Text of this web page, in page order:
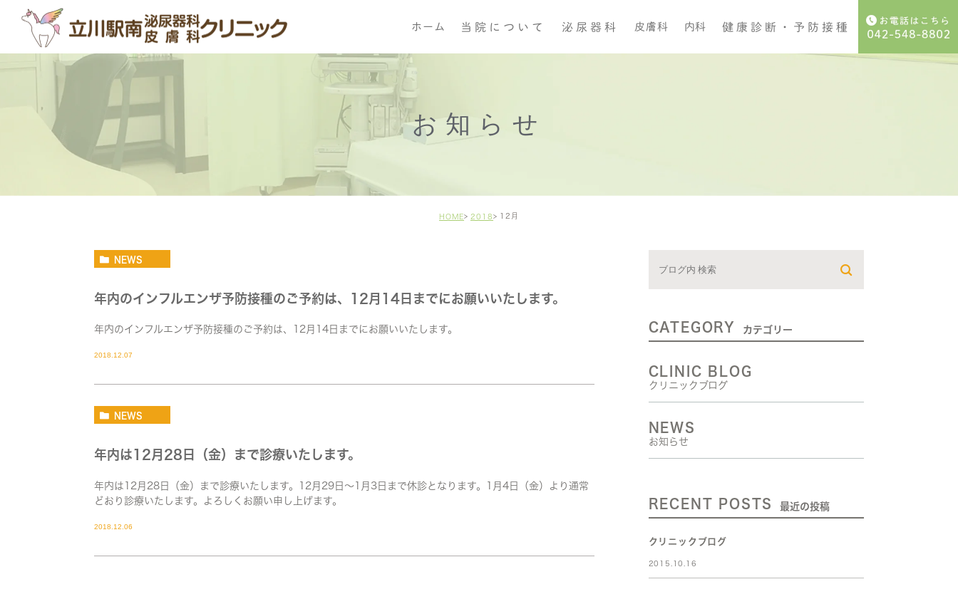
ホーム 当院について
医師紹介
泌尿器科
性感染症
皮膚科 内科 健康診断・ 予防接種
お知らせ
HOME 2018 12月
NEWS
年内のインフルエンザ予防接種のご予約は、12月14日までにお願いいたします。
年内のインフルエンザ予防接種のご予約は、12月14日までにお願いいたします。
2018.12.07
NEWS
年内は12月28日（金）まで診療いたします。
年内は12月28日（金）まで診療いたします。12月29日～1月3日まで休診となります。1月4日（金）より通常
どおり診療いたします。よろしくお願い申し上げます。
2018.12.06
CATEGORY カテゴリー
CLINIC BLOG
クリニックブログ
NEWS
お知らせ
RECENT POSTS 最近の投稿
クリニックブログ
2015.10.16